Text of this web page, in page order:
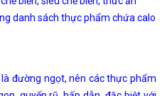
danh sách thực phẩm chứa calo
đường ngọt, nên các thực phẩm